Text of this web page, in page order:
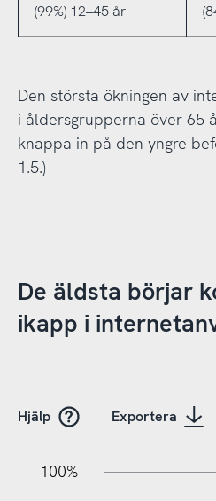
(99%) 12–45 år
Den största ökningen av
i åldersgrupperna över 65
knappa in på den yngre
1.5.)
De äldsta börjar
ikapp i
Hjälp Exportera
100%